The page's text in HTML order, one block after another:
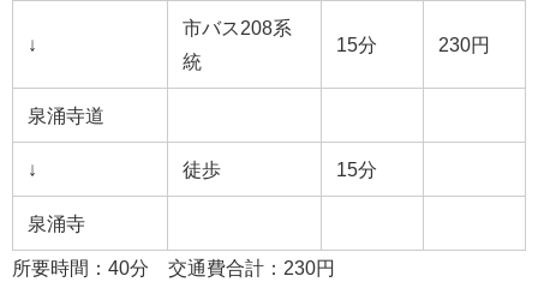
↓
市バス208系
統
15分 230円
泉涌寺道
↓ 徒歩 15分
泉涌寺
所要時間：40分 交通費合計：230円